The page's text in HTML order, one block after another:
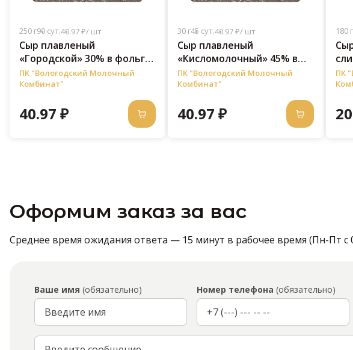
250 г90 сут.40.97 ₽/ шт
Сыр плавленый
«Городской» 30% в фольге
30 г
ПК "Вологодский Молочный
Комбинат"
40.97 ₽
30 г45 сут.40.97 ₽/ шт
Сыр плавленый
«Кисломолочный» 45% в
фольге 30 г
ПК "Вологодский Молочный
Комбинат"
40.97 ₽
180 г
ПК
Оформим заказ за вас
Среднее время ожидания ответа — 15 минут в рабочее время (Пн-Пт с
Ваше имя (обязательно) Номер телефона (обязательно)